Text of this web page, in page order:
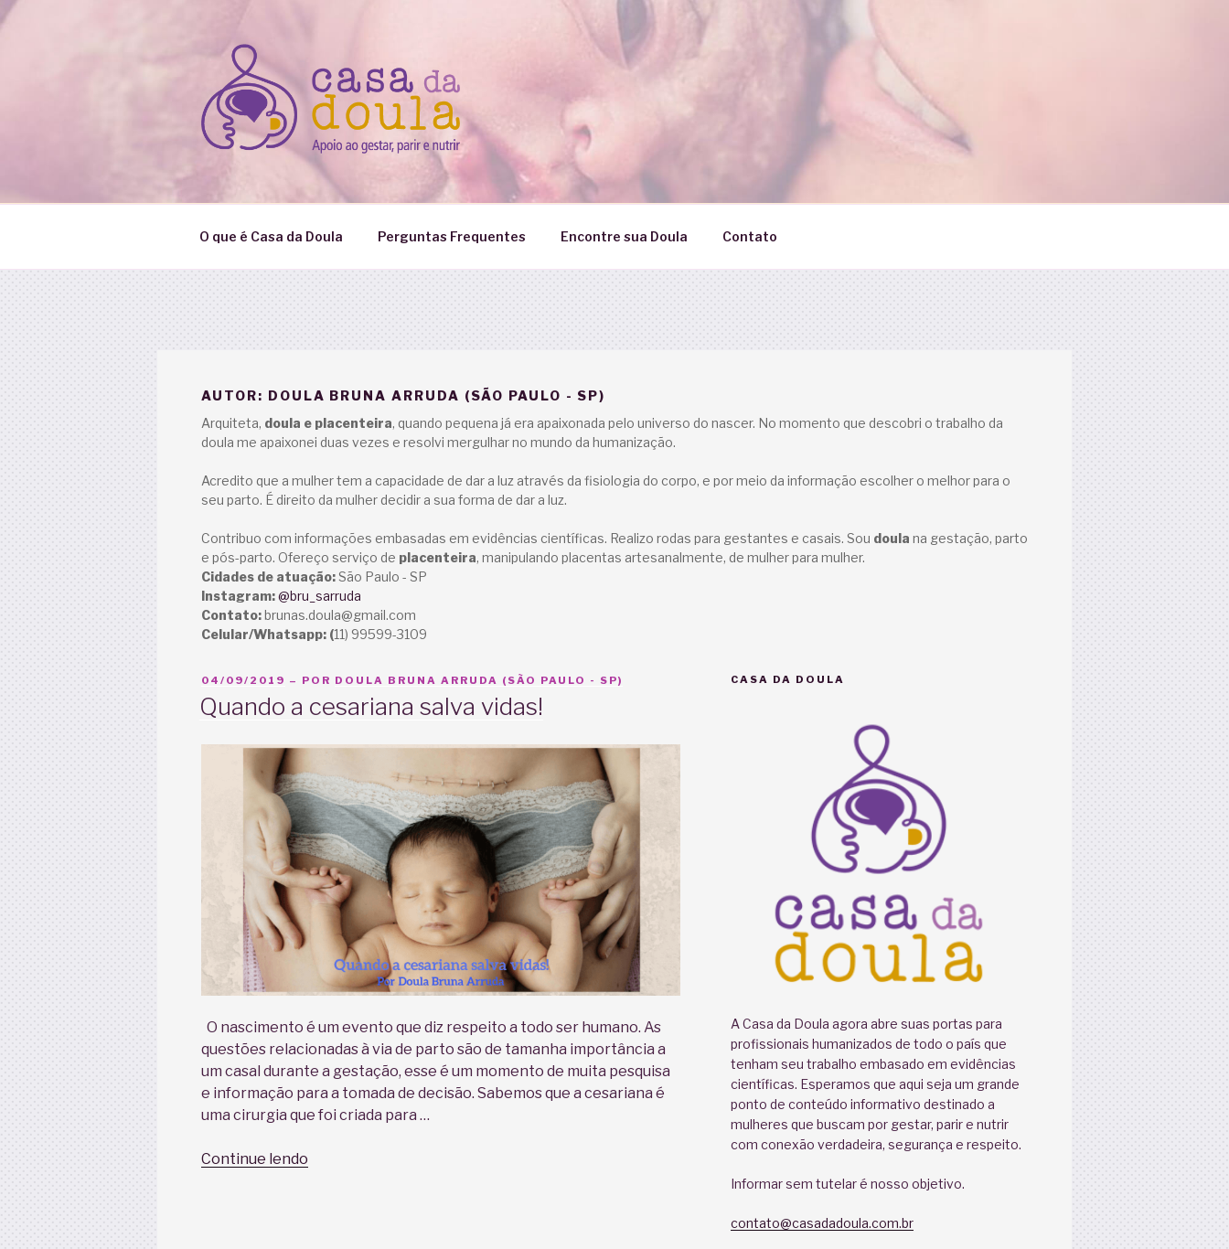
Pular
O que é Casa da Doula Perguntas Frequentes Encontre sua Doula Contato
AUTOR: DOULA BRUNA ARRUDA (SÃO PAULO - SP)
Arquiteta, doula e placenteira, quando pequena já era apaixonada pelo universo do nascer. No momento que descobri o trabalho da
doula me apaixonei duas vezes e resolvi mergulhar no mundo da humanização.
Acredito que a mulher tem a capacidade de dar a luz através da fisiologia do corpo, e por meio da informação escolher o melhor para o
seu parto. É direito da mulher decidir a sua forma de dar a luz.
Contribuo com informações embasadas em evidências científicas. Realizo rodas para gestantes e casais. Sou doula na gestação, parto
e pós-parto. Ofereço serviço de placenteira, manipulando placentas artesanalmente, de mulher para mulher.
Cidades de atuação:São Paulo - SP
Instagram:@bru_sarruda
Contato:brunas.doula@gmail.com
Celular/Whatsapp: (11) 99599-3109
PUBLICADO
04/09/2019 – POR DOULA BRUNA ARRUDA (SÃO PAULO - SP)
Quando a cesariana salva vidas!
O nascimento é um evento que diz respeito a todo ser humano. As
questões relacionadas à via de parto são de tamanha importância a
um casal durante a gestação, esse é um momento de muita pesquisa
e informação para a tomada de decisão. Sabemos que a cesariana é
uma cirurgia que foi criada para …
Continue lendo
CASA DA DOULA
A Casa da Doula agora abre suas portas para
profissionais humanizados de todo o país que
tenham seu trabalho embasado em evidências
científicas. Esperamos que aqui seja um grande
ponto de conteúdo informativo destinado a
mulheres que buscam por gestar, parir e nutrir
com conexão verdadeira, segurança e respeito.
Informar sem tutelar é nosso objetivo.
contato@casadadoula.com.br